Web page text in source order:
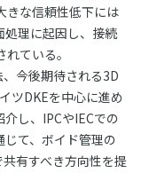
きな信頼性低下には
処理に起因し、接続
ている。
今後期待される3D
ツDKEを中心に進め
し、IPCやIECでの
て、ボイド管理の
有すべき方向性を提